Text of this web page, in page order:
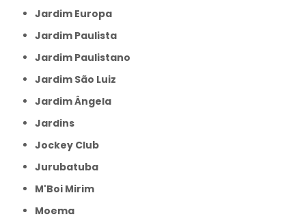
Jardim Europa
Jardim Paulista
Jardim Paulistano
Jardim São Luiz
Jardim Ângela
Jardins
Jockey Club
Jurubatuba
M'Boi Mirim
Moema